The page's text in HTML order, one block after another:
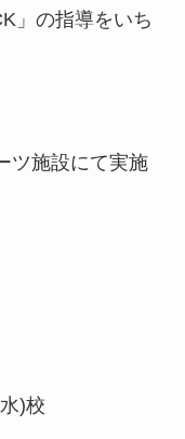
」の指導をいち
ツ施設にて実施
)校